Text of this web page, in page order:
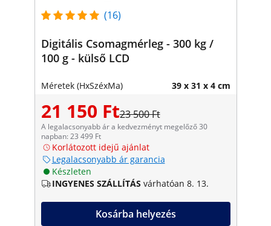
(16)
Digitális Csomagmérleg - 300 kg /
100 g - külső LCD
Méretek (HxSzéxMa) 39 x 31 x 4 cm
21 150 Ft23 500 Ft
A legalacsonyabb ár a kedvezményt megelőző 30
napban: 23 499 Ft
Korlátozott idejű ajánlat
Legalacsonyabb ár garancia
Készleten
INGYENES SZÁLLÍTÁS várhatóan 8. 13.
Kosárba helyezés